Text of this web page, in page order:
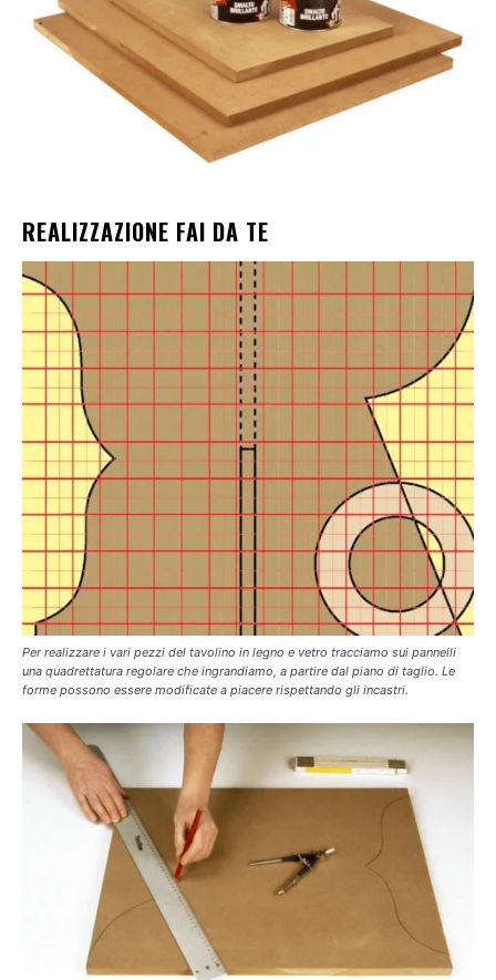
REALIZZAZIONE FAI DA TE
Per realizzare i vari pezzi del tavolino in legno e vetro tracciamo sui pannelli
una quadrettatura regolare che ingrandiamo, a partire dal piano di taglio. Le
forme possono essere modificate a piacere rispettando gli incastri.